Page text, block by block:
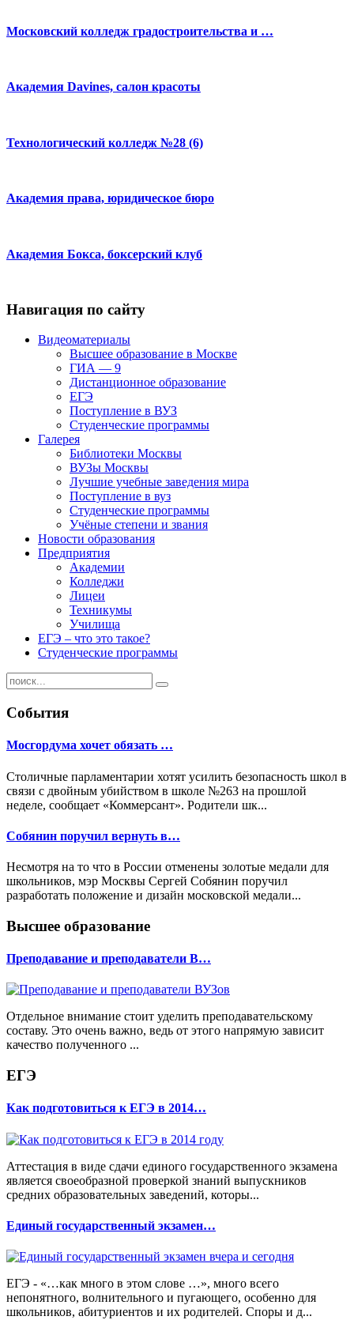
Московский колледж градостроительства и …
Академия Davines, салон красоты
Технологический колледж №28 (6)
Академия права, юридическое бюро
Академия Бокса, боксерский клуб
Навигация по сайту
Видеоматериалы
Высшее образование в Москве
ГИА — 9
Дистанционное образование
ЕГЭ
Поступление в ВУЗ
Студенческие программы
Галерея
Библиотеки Москвы
ВУЗы Москвы
Лучшие учебные заведения мира
Поступление в вуз
Студенческие программы
Учёные степени и звания
Новости образования
Предприятия
Академии
Колледжи
Лицеи
Техникумы
Училища
ЕГЭ – что это такое?
Студенческие программы
События
Мосгордума хочет обязать …
Столичные парламентарии хотят усилить безопасность школ в
связи с двойным убийством в школе №263 на прошлой
неделе, сообщает «Коммерсант». Родители шк...
Собянин поручил вернуть в…
Несмотря на то что в России отменены золотые медали для
школьников, мэр Москвы Сергей Собянин поручил
разработать положение и дизайн московской медали...
Высшее образование
Преподавание и преподаватели В…
Отдельное внимание стоит уделить преподавательскому
составу. Это очень важно, ведь от этого напрямую зависит
качество полученного ...
ЕГЭ
Как подготовиться к ЕГЭ в 2014…
Аттестация в виде сдачи единого государственного экзамена
является своеобразной проверкой знаний выпускников
средних образовательных заведений, которы...
Единый государственный экзамен…
ЕГЭ - «…как много в этом слове …», много всего
непонятного, волнительного и пугающего, особенно для
школьников, абитуриентов и их родителей. Споры и д...